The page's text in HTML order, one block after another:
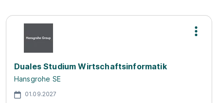
Duales Studium Wirtschaftsinformatik
Hansgrohe SE
01.09.2027